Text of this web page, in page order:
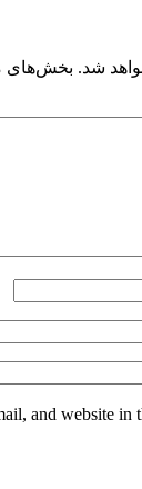
شد. بخش‌های
and website in